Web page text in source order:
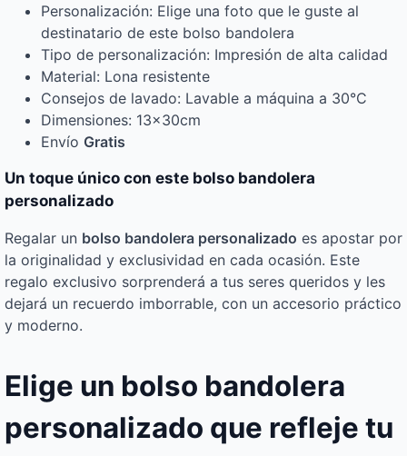
Personalización: Elige una foto que le guste al
destinatario de este bolso bandolera
Tipo de personalización: Impresión de alta calidad
Material: Lona resistente
Consejos de lavado: Lavable a máquina a 30°C
Dimensiones: 13x30cm
Envío Gratis
Un toque único con este bolso bandolera
personalizado
Regalar un bolso bandolera personalizado es apostar por
la originalidad y exclusividad en cada ocasión. Este
regalo exclusivo sorprenderá a tus seres queridos y les
dejará un recuerdo imborrable, con un accesorio práctico
y moderno.
Elige un bolso bandolera
personalizado que refleje tu